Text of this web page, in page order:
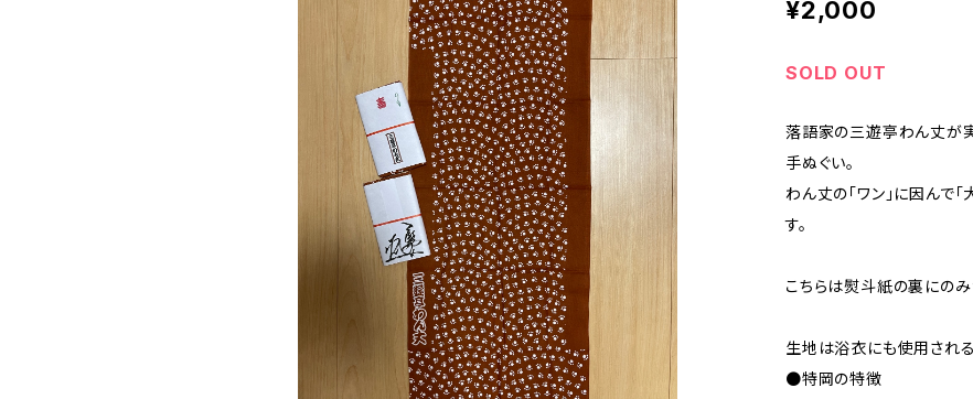
¥2,000
SOLD OUT
落語家の三遊亭わん丈が
手ぬぐい。
わん丈の「ワン」に因んで
す。
こちらは熨斗紙の裏にのみ
生地は浴衣にも使用され
●特岡の特徴